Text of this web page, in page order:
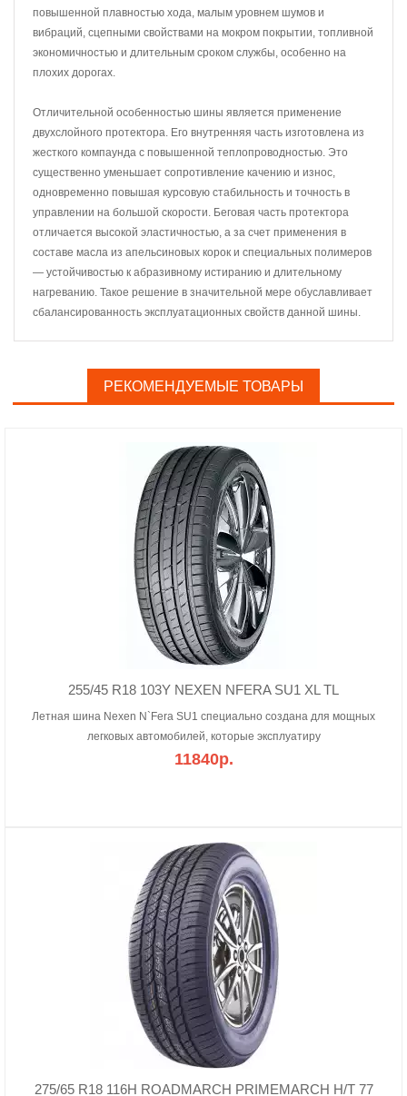
повышенной плавностью хода, малым уровнем шумов и
вибраций, сцепными свойствами на мокром покрытии, топливной
экономичностью и длительным сроком службы, особенно на
плохих дорогах.
Отличительной особенностью шины является применение
двухслойного протектора. Его внутренняя часть изготовлена из
жесткого компаунда с повышенной теплопроводностью. Это
существенно уменьшает сопротивление качению и износ,
одновременно повышая курсовую стабильность и точность в
управлении на большой скорости. Беговая часть протектора
отличается высокой эластичностью, а за счет применения в
составе масла из апельсиновых корок и специальных полимеров
— устойчивостью к абразивному истиранию и длительному
нагреванию. Такое решение в значительной мере обуславливает
сбалансированность эксплуатационных свойств данной шины.
РЕКОМЕНДУЕМЫЕ ТОВАРЫ
255/45 R18 103Y NEXEN NFERA SU1 XL TL
Летная шина Nexen N`Fera SU1 специально создана для мощных
легковых автомобилей, которые эксплуатиру
11840р.
275/65 R18 116H ROADMARCH PRIMEMARCH H/T 77